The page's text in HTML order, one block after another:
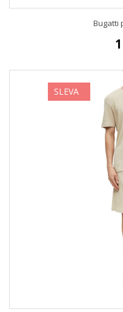
Bugatti
SLEVA